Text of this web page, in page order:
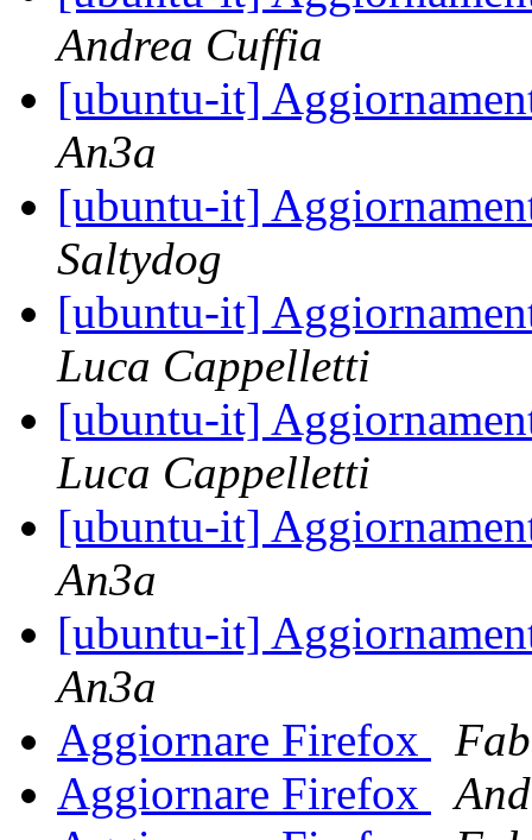
Andrea Cuffia
[ubuntu-it]
An3a
[ubuntu-it]
Saltydog
[ubuntu-it]
Luca Cappelletti
[ubuntu-it]
Luca Cappelletti
[ubuntu-it]
An3a
[ubuntu-it]
An3a
Aggiornare Firefox
Aggiornare Firefox